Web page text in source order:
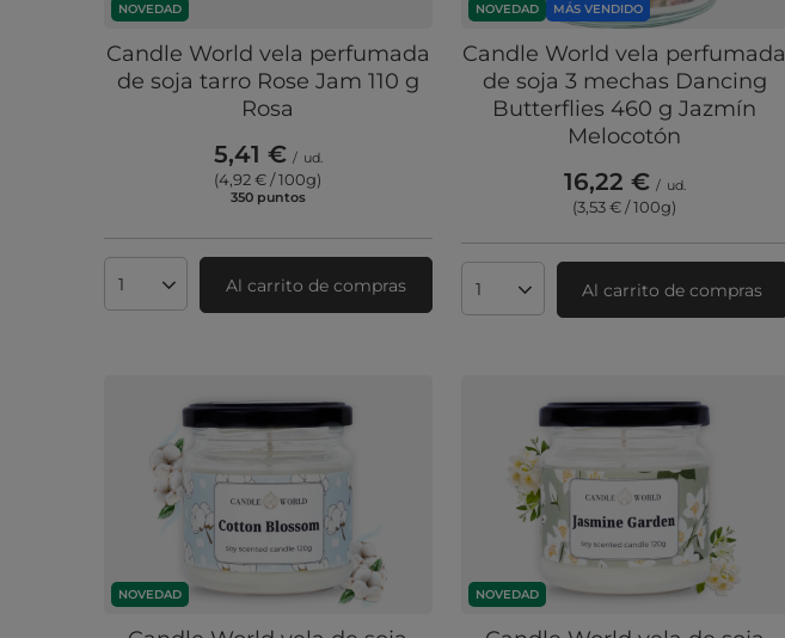
NOVEDAD
Candle World vela perfumada
de soja tarro Rose Jam 110 g
Rosa
5,41 € / ud.
(4,92 € / 100g)
350puntospuntos
Cantidad de productosAl carrito de compras
NOVEDAD MÁS VENDIDO
Candle World vela perfumada
de soja 3 mechas Dancing
Butterflies 460 g Jazmín
Melocotón
16,22 € / ud.
(3,53 € / 100g)
Cantidad de productosAl carrito de compras
NOVEDAD NOVEDAD